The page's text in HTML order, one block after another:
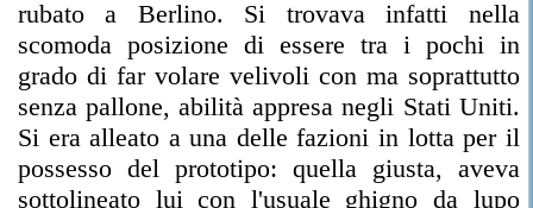
rubato a Berlino. Si trovava infatti nella
scomoda posizione di essere tra i pochi in
grado di far volare velivoli con ma soprattutto
senza pallone, abilità appresa negli Stati Uniti.
Si era alleato a una delle fazioni in lotta per il
possesso del prototipo: quella giusta, aveva
sottolineato lui con l'usuale ghigno da lupo